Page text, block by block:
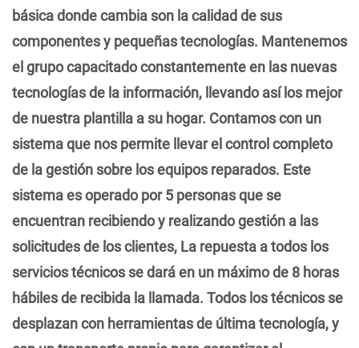
básica donde cambia son la calidad de sus
componentes y pequeñas tecnologías. Mantenemos
el grupo capacitado constantemente en las nuevas
tecnologías de la información, llevando así los mejor
de nuestra plantilla a su hogar. Contamos con un
sistema que nos permite llevar el control completo
de la gestión sobre los equipos reparados. Este
sistema es operado por 5 personas que se
encuentran recibiendo y realizando gestión a las
solicitudes de los clientes, La repuesta a todos los
servicios técnicos se dará en un máximo de 8 horas
hábiles de recibida la llamada. Todos los técnicos se
desplazan con herramientas de última tecnología, y